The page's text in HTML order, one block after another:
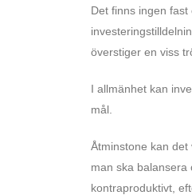
Det finns ingen
överstiger en viss
I allmänhet kan
mål.
Åtminstone kan
man ska balansera
kontraproduktivt,